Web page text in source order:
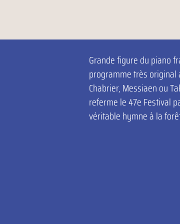
Grande figure du piano
programme très original
Chabrier, Messiaen ou
referme le 47e Festival
véritable hymne à la